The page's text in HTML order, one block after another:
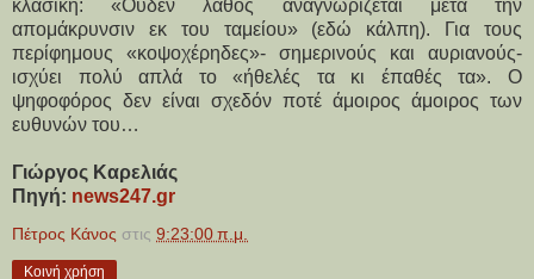
κλασική: «Ουδέν λάθος αναγνωρίζεται μετά την
απομάκρυνσιν εκ του ταμείου» (εδώ κάλπη). Για τους
περίφημους «κοψοχέρηδες»- σημερινούς και αυριανούς-
ισχύει πολύ απλά το «ήθελές τα κι έπαθές τα». Ο
ψηφοφόρος δεν είναι σχεδόν ποτέ άμοιρος άμοιρος των
ευθυνών του…
Γιώργος Καρελιάς
Πηγή: news247.gr
Πέτρος Κάνος στις 9:23:00 π.μ.
Κοινή χρήση